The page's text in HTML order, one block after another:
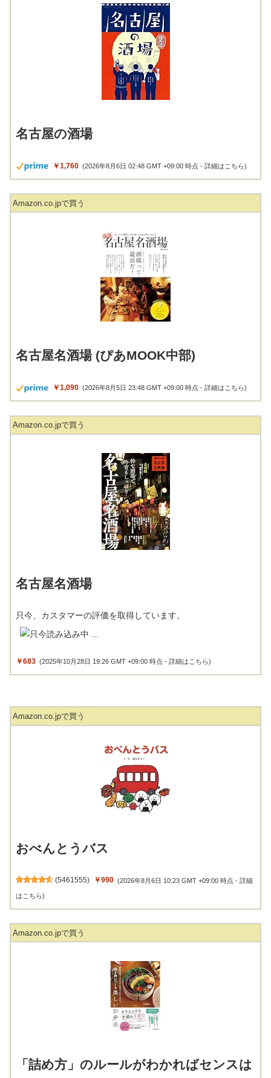
名古屋の酒場
￥1,760 (2026年8月6日 02:48 GMT +09:00 時点 -詳細はこちら)
Amazon.co.jpで買う
名古屋名酒場 (ぴあMOOK中部)
￥1,090 (2026年8月5日 23:48 GMT +09:00 時点 -詳細はこちら)
Amazon.co.jpで買う
名古屋名酒場
只今、カスタマーの評価を取得しています。
￥683 (2025年10月28日 19:26 GMT +09:00 時点 -詳細はこちら)
Amazon.co.jpで買う
おべんとうバス
(5461555) ￥990 (2026年8月6日 10:23 GMT +09:00 時点 -詳細
はこちら)
Amazon.co.jpで買う
「詰め方」のルールがわかればセンスは